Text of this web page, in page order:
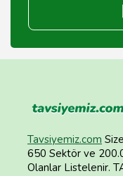
Tavsiyemiz.com
650 Sektör ve
Olanlar Listelenir.